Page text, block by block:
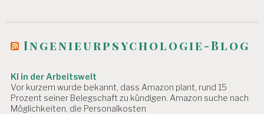
Ingenieurpsychologie-Blog
KI in der Arbeitswelt
Vor kurzem wurde bekannt, dass Amazon plant, rund 15
Prozent seiner Belegschaft zu kündigen. Amazon suche nach
Möglichkeiten, die Personalkosten